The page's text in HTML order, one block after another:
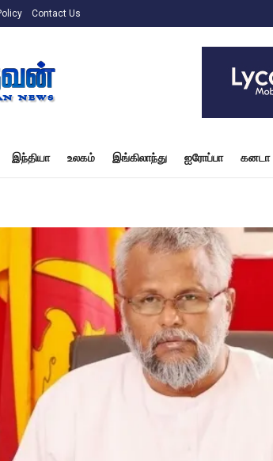
Contact Us
இந்தியா உலகம் இங்கிலாந்து ஐரோப்பா கனடா